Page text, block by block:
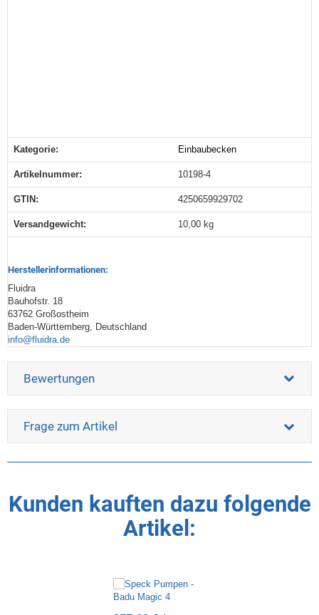
Produkteigenschaft
Wert
Kategorie: Einbaubecken
Artikelnummer: 10198-4
GTIN: 4250659929702
Versandgewicht‍: 10,00 kg
Herstellerinformationen:
Fluidra
Bauhofstr. 18
63762 Großostheim
Baden-Württemberg, Deutschland
info@fluidra.de
Bewertungen
Frage zum Artikel
Kunden kauften dazu folgende
Artikel: